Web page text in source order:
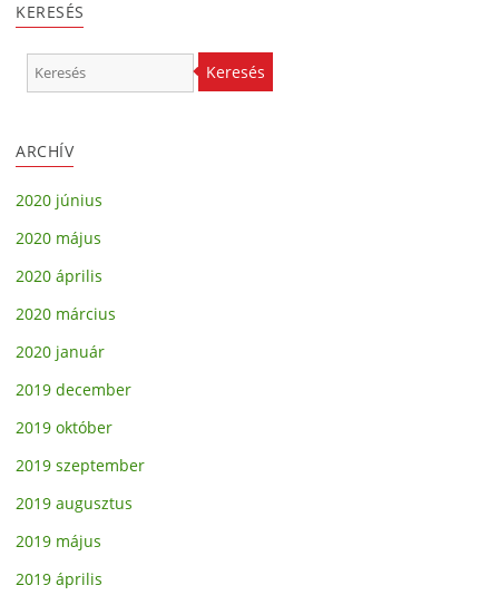
KERESÉS
Keresés
ARCHÍV
2020 június
2020 május
2020 április
2020 március
2020 január
2019 december
2019 október
2019 szeptember
2019 augusztus
2019 május
2019 április